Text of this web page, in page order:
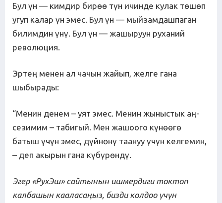
Бул үн — кимдир бирөө түн ичинде кулак төшөп
угуп калар үн эмес. Бул үн — мыйзамдашпаган
билимдин үнү. Бул үн — жашыруун руханий
революция.
Эртең менен ал чачын жайып, желге гана
шыбырады:
“Менин денем – уят эмес. Менин жыныстык аң-
сезимим – табигый. Мен жашоого күнөөгө
батыш үчүн эмес, дүйнөнү таануу үчүн келгемин,
– деп акырын гана күбүрөндү.
Эгер «РухЭш» сайтынын ишмердиги токтоп
калбашын кааласаңыз, бизди колдоо үчүн